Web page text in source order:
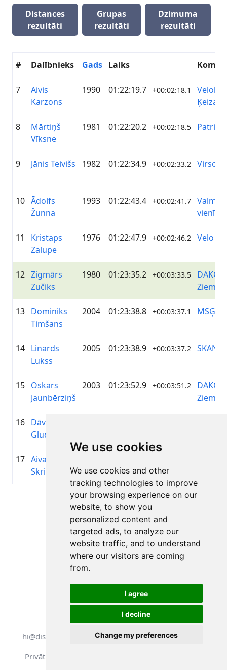
We use cookies
We use cookies and other
tracking technologies to improve
your browsing experience on our
website, to show you
personalized content and
targeted ads, to analyze our
website traffic, and to understand
where our visitors are coming
from.
I agree
I decline
Change my preferences
Distances
rezultāti
Grupas
rezultāti
Dzimuma
rezultāti
# Dalībnieks Gads Laiks
7
Aivis
Karzons
1990 01:22:19.7 +00:02:18.1
8
Mārtiņš
Vīksne
1981 01:22:20.2 +00:02:18.5 Patria
9 Jānis Teivišs 1982 01:22:34.9 +00:02:33.2
10 Ādolfs
Žunna
1993 01:22:43.4 +00:02:41.7
vienība
11
Kristaps
Zalupe
1976 01:22:47.9 +00:02:46.2 Velo
12 Zigmārs
Zučiks
1980 01:23:35.2 +00:03:33.5
DAKO
13 Dominiks
Timšans
2004 01:23:38.8 +00:03:37.1 MSĢ
14 Linards
Lukss
2005 01:23:38.9 +00:03:37.2
15 Oskars
Jaunbērziņš
2003 01:23:52.9 +00:03:51.2
DAKO
16 Dāvis
Gludavs
17 Aivars
Skridulis
Lapa 1 no 1
Kopā 11 Rezultāti
Atpakaļ uz rezultātiem
Visas tiesības aizsargātas. DistantRace
hi@distantrace.com
+371 25425987
Privātuma politika